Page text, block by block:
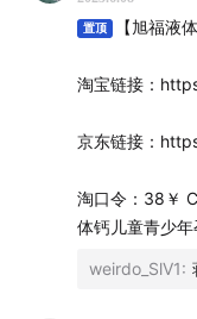
置顶 【旭福液
淘宝链接：
京东链接：
淘口令：38￥
体钙儿童青少
weirdo_SlV1: